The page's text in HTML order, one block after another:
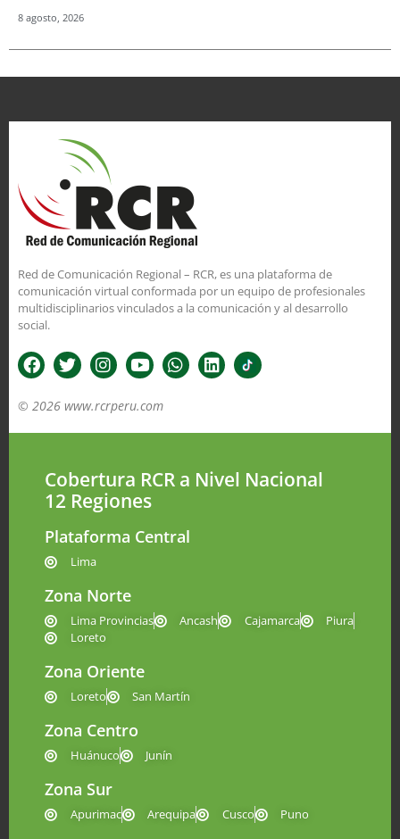
8 agosto, 2026
Red de Comunicación Regional – RCR, es una plataforma de
comunicación virtual conformada por un equipo de profesionales
multidisciplinarios vinculados a la comunicación y al desarrollo
social.
© 2026 www.rcrperu.com
Cobertura RCR a Nivel Nacional
12 Regiones
Plataforma Central
Lima
Zona Norte
Lima Provincias Ancash Cajamarca
Piura
Loreto
Zona Oriente
Loreto San Martín
Zona Centro
Huánuco Junín
Zona Sur
Apurimac Arequipa Cusco Puno